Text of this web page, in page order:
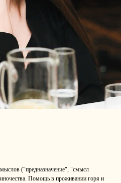
("предназначение", "смысл
Помощь в проживании горя и